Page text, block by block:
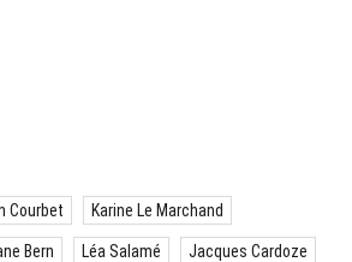
Courbet Karine Le Marchand
Bern Léa Salamé Jacques Cardoze